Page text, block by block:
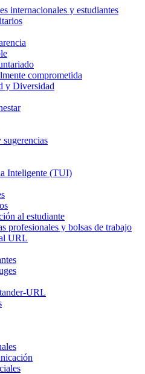
internacionales y estudiantes
comprometida
y Diversidad
sugerencias
Inteligente (TUI)
al estudiante
profesionales y bolsas de trabajo
URL
URL